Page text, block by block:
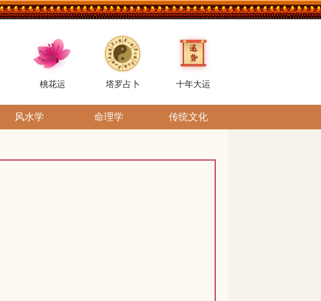
桃花运 塔罗占卜 十年大运
风水学 命理学 传统文化